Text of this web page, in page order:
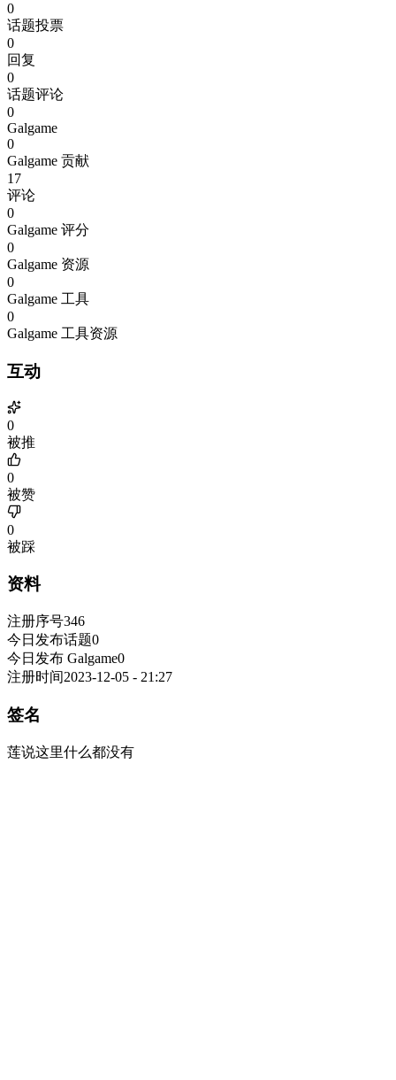
0
话题投票
0
回复
0
话题评论
0
Galgame
0
Galgame 贡献
17
评论
0
Galgame 评分
0
Galgame 资源
0
Galgame 工具
0
Galgame 工具资源
互动
0
被推
0
被赞
0
被踩
资料
注册序号346
今日发布话题0
今日发布 Galgame0
注册时间2023-12-05 - 21:27
签名
莲说这里什么都没有